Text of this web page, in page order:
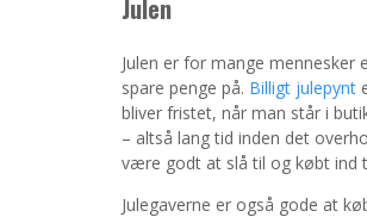
Julen
Julen er for mange
spare penge på. Billigt julepynt
bliver fristet, når man står i
– altså lang tid inden det
være godt at slå til og købt ind
Julegaverne er også gode at